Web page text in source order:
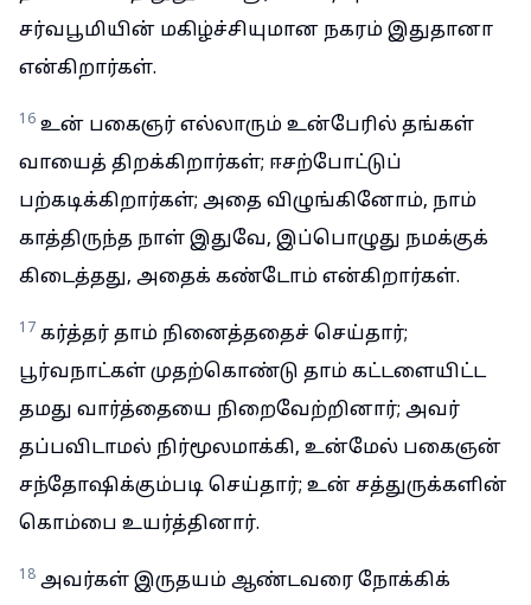
சர்வபூமியின் மகிழ்ச்சியுமான நகரம் இதுதானா
என்கிறார்கள்.
16 உன் பகைஞர் எல்லாரும் உன்பேரில் தங்கள்
வாயைத் திறக்கிறார்கள்; ஈசற்போட்டுப்
பற்கடிக்கிறார்கள்; அதை விழுங்கினோம், நாம்
காத்திருந்த நாள் இதுவே, இப்பொழுது நமக்குக்
கிடைத்தது, அதைக் கண்டோம் என்கிறார்கள்.
17 கர்த்தர் தாம் நினைத்ததைச் செய்தார்;
பூர்வநாட்கள் முதற்கொண்டு தாம் கட்டளையிட்ட
தமது வார்த்தையை நிறைவேற்றினார்; அவர்
தப்பவிடாமல் நிர்மூலமாக்கி, உன்மேல் பகைஞன்
சந்தோஷிக்கும்படி செய்தார்; உன் சத்துருக்களின்
கொம்பை உயர்த்தினார்.
18 அவர்கள் இருதயம் ஆண்டவரை நோக்கிக்